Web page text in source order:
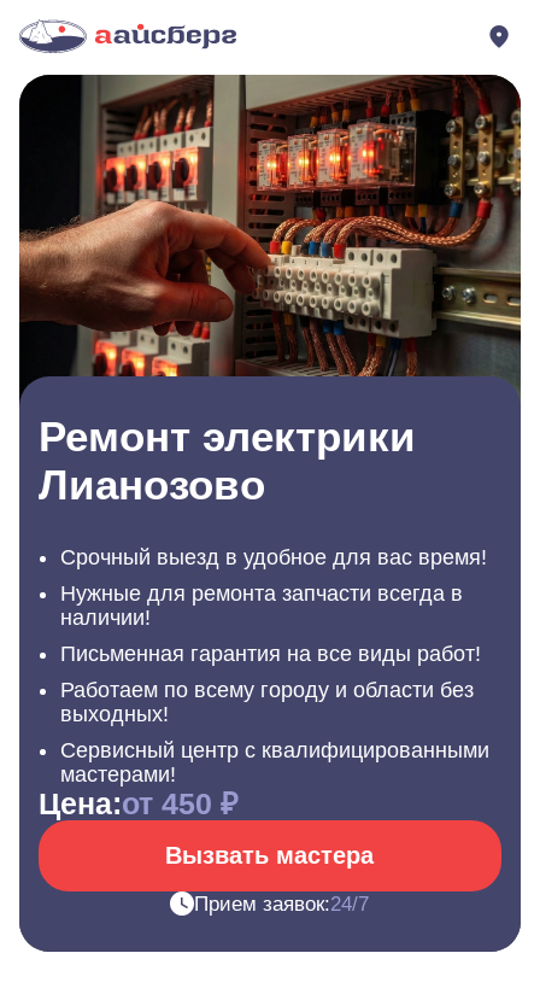
Ремонт электрики
Лианозово
Срочный выезд в удобное для вас время!
Нужные для ремонта запчасти всегда в
наличии!
Письменная гарантия на все виды работ!
Работаем по всему городу и области без
выходных!
Сервисный центр с квалифицированными
мастерами!
Цена:от 450 ₽
Вызвать мастера
Прием заявок:24/7